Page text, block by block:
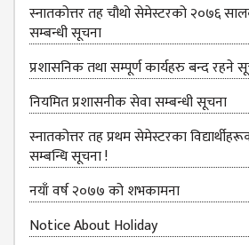
स्नातकोत्तर तह चौथो सेमेस्टरको २०७६
सम्बन्धी सूचना
प्रशासनिक तथा सम्पूर्ण कार्यहरु बन्द रहने
नियमित प्रशासनीक सेवा सम्बन्धी सूचना
स्नातकोत्तर तह प्रथम सेमेस्टरका
सम्बन्धि सूचना !
नयाँ वर्ष २०७७ को शभकामना
Notice About Holiday